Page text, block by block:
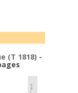
(T 1818) -